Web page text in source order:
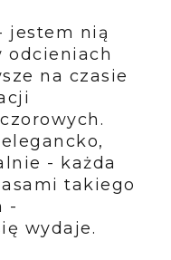
jestem nią
odcieniach
na czasie
- każda
takiego
-
wydaje.